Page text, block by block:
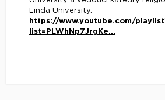
Linda University.
https://www.youtube.com/
list=PLWhNp7JrgKe...